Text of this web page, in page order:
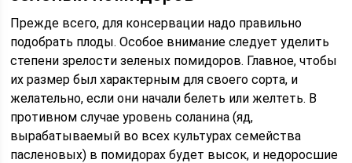
Прежде всего, для консервации надо правильно
подобрать плоды. Особое внимание следует уделить
степени зрелости зеленых помидоров. Главное, чтобы
их размер был характерным для своего сорта, и
желательно, если они начали белеть или желтеть. В
противном случае уровень соланина (яд,
вырабатываемый во всех культурах семейства
пасленовых) в помидорах будет высок, и недоросшие